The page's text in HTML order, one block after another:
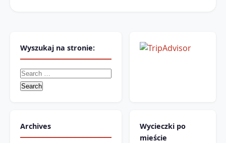
Wyszukaj na stronie:
Search
for:
Archives
Wycieczki po
mieście